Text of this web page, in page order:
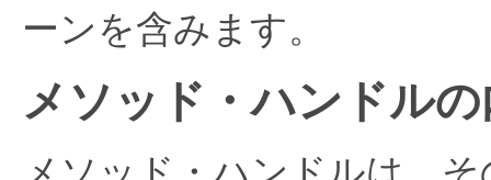
ーンを含みます。
メソッド・ハンドル